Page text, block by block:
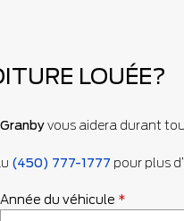
LOUÉE?
vous aidera durant
(450) 777-1777 pour plus
Année du véhicule *